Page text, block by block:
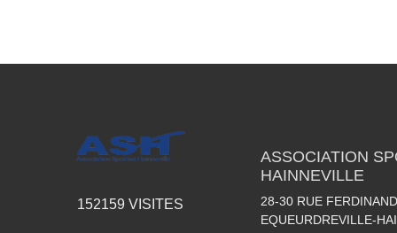
152159 VISITES
ASSOCIATION
HAINNEVILLE
28-30 RUE
EQUEURDREVILLE-